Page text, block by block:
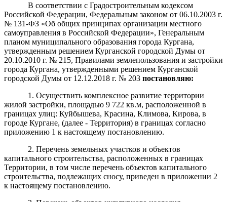
В соответствии с Градостроительным кодексом
Российской Федерации, Федеральным законом от 06.10.2003 г.
№ 131-ФЗ «Об общих принципах организации местного
самоуправления в Российской Федерации», Генеральным
планом муниципального образования города Кургана,
утвержденным решением Курганской городской Думы от
20.10.2010 г. № 215, Правилами землепользования и застройки
города Кургана, утвержденными решением Курганской
городской Думы от 12.12.2018 г. № 203 постановляю:
1. Осуществить комплексное развитие территории
жилой застройки, площадью 9 722 кв.м, расположенной в
границах улиц: Куйбышева, Красина, Климова, Кирова, в
городе Кургане, (далее - Территория) в границах согласно
приложению 1 к настоящему постановлению.
2. Перечень земельных участков и объектов
капитального строительства, расположенных в границах
Территории, в том числе перечень объектов капитального
строительства, подлежащих сносу, приведен в приложении 2
к настоящему постановлению.